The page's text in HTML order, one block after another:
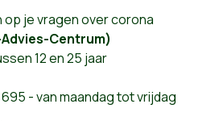
op je vragen over corona
Centrum)
12 en 25 jaar
- van maandag tot vrijdag